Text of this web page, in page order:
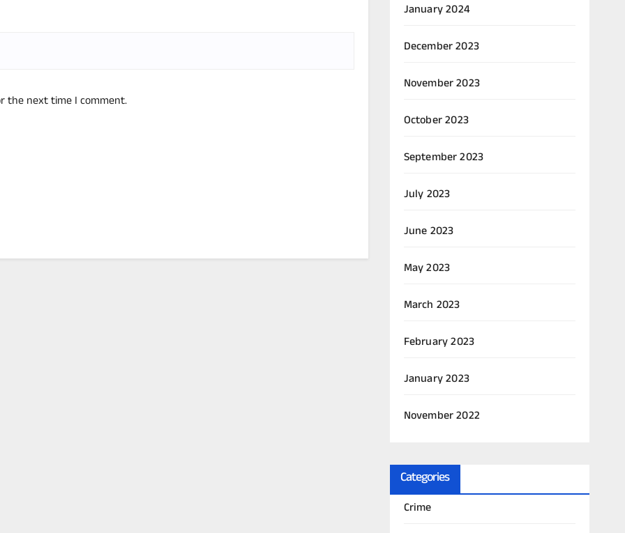
the next time I comment.
January 2024
December 2023
November 2023
October 2023
September 2023
July 2023
June 2023
May 2023
March 2023
February 2023
January 2023
November 2022
Categories
Crime